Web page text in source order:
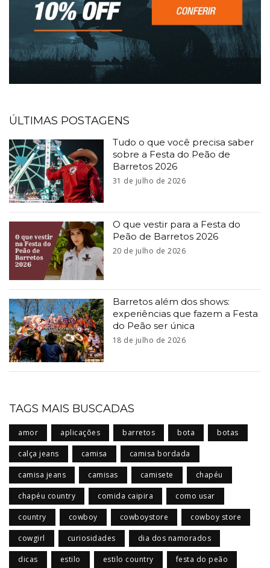
ÚLTIMAS POSTAGENS
Tudo o que você precisa saber
sobre a Festa do Peão de
Barretos 2026
31 de julho de 2026
O que vestir para a Festa do
Peão de Barretos 2026
20 de julho de 2026
Barretos além dos shows:
experiências que fazem a Festa
do Peão ser única
18 de julho de 2026
TAGS MAIS BUSCADAS
amor aplicações barretos bota botas
calça jeans camisa camisa bordada
camisa jeans camisas camisete chapéu
chapéu country comida caipira como usar
country cowboy cowboystore cowboy store
cowgirl curiosidades dia dos namorados
dicas estilo estilo country festa do peão